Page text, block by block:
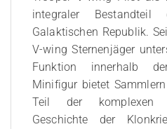
integraler
Galaktischen Republik.
V-wing Sternenjäger
Funktion innerhalb
Minifigur bietet
Teil der komplexen
Geschichte der